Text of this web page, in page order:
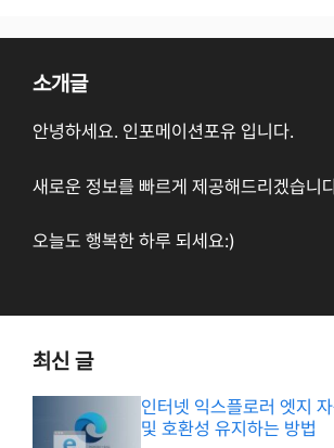
소개글
안녕하세요. 인포메이션포유 입니다.
새로운 정보를 빠르게 제공해드리겠습니
오늘도 행복한 하루 되세요:)
최신 글
인터넷 익스플로러 엣지
및 호환성 유지하는 방법